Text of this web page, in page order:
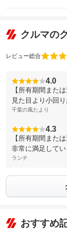
クルマの
レビュー総合
4.0
【所有期間また
見た目より小回
千葉の風たより
4.3
【所有期間また
非常に満足して
ランチ
おすすめ